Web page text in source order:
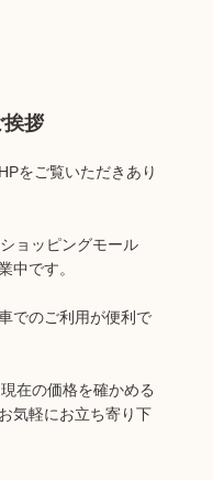
挨拶
をご覧いただきあり
ョッピングモール
中です。
でのご利用が便利で
在の価格を確かめる
気軽にお立ち寄り下